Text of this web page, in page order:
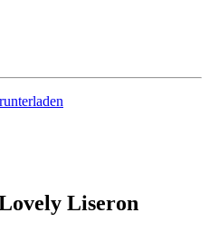
Liseron